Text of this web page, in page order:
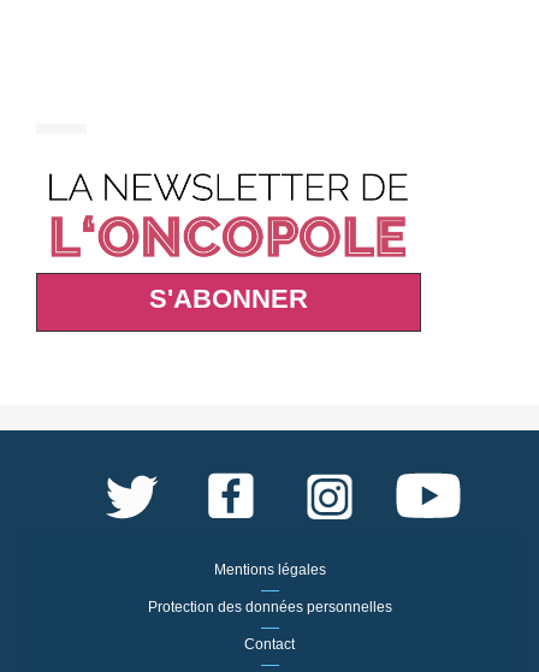
S'ABONNER
Mentions légales
Protection des données personnelles
Contact